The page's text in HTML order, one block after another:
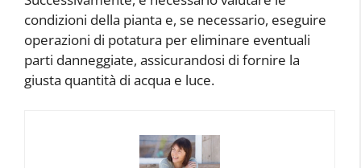
condizioni della pianta e, se necessario, eseguire
operazioni di potatura per eliminare eventuali
parti danneggiate, assicurandosi di fornire la
giusta quantità di acqua e luce.